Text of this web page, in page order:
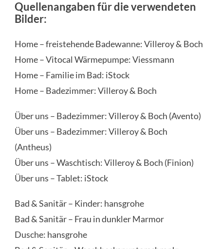
Quellenangaben für die verwendeten
Bilder:
Home – freistehende Badewanne: Villeroy & Boch
Home – Vitocal Wärmepumpe: Viessmann
Home – Familie im Bad: iStock
Home – Badezimmer: Villeroy & Boch
Über uns – Badezimmer: Villeroy & Boch (Avento)
Über uns – Badezimmer: Villeroy & Boch
(Antheus)
Über uns – Waschtisch: Villeroy & Boch (Finion)
Über uns – Tablet: iStock
Bad & Sanitär – Kinder: hansgrohe
Bad & Sanitär – Frau in dunkler Marmor
Dusche: hansgrohe